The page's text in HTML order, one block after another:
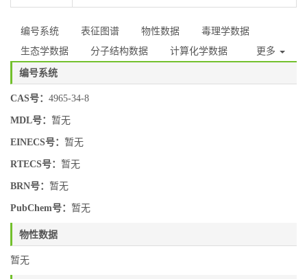
编号系统 表征图谱 物性数据
毒理学数据
生态学数据
分子结构数据 计算化学数据 更多
编号系统
CAS号： 4965-34-8
MDL号： 暂无
EINECS号： 暂无
RTECS号： 暂无
BRN号： 暂无
PubChem号： 暂无
物性数据
暂无